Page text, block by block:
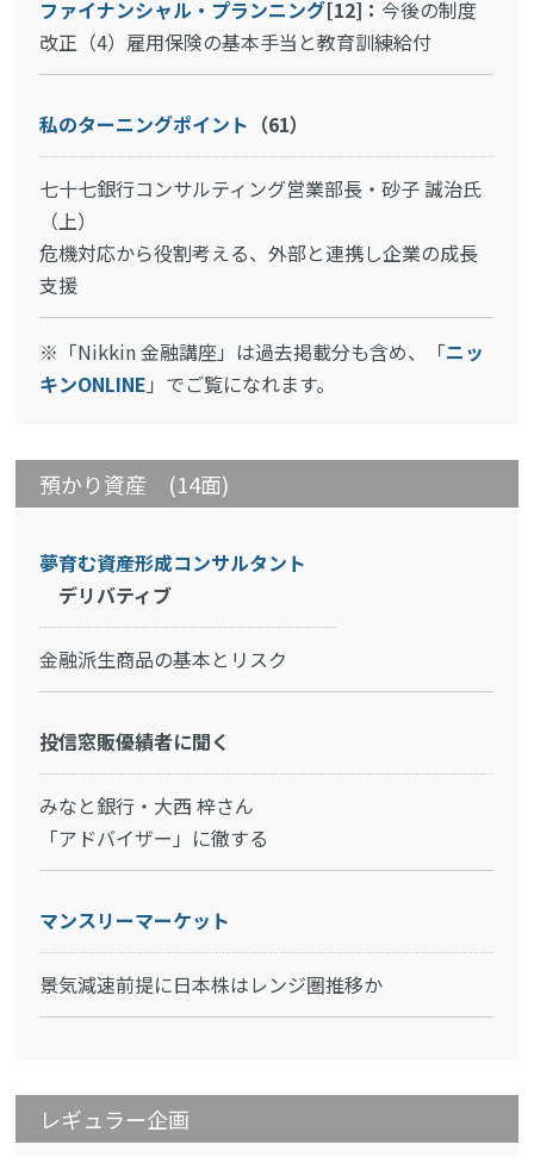
ファイナンシャル・プランニング[12]：今後の制度
改正（4）雇用保険の基本手当と教育訓練給付
私のターニングポイント （61）
七十七銀行コンサルティング営業部長・砂子 誠治氏
（上）
危機対応から役割考える、外部と連携し企業の成長
支援
※「Nikkin 金融講座」は過去掲載分も含め、「ニッ
キンONLINE 」でご覧になれます。
預かり資産 (14面)
夢育む資産形成コンサルタント
デリバティブ
金融派生商品の基本とリスク
投信窓販優績者に聞く
みなと銀行・大西 梓さん
「アドバイザー」に徹する
マンスリーマーケット
景気減速前提に日本株はレンジ圏推移か
レギュラー企画